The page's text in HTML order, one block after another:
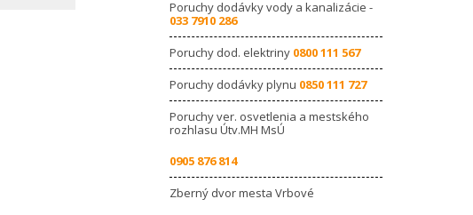
Poruchy dodávky vody a kanalizácie -
033 7910 286
Poruchy dod. elektriny 0800 111 567
Poruchy dodávky plynu 0850 111 727
Poruchy ver. osvetlenia a mestského
rozhlasu Útv.MH MsÚ
0905 876 814
Zberný dvor mesta Vrbové